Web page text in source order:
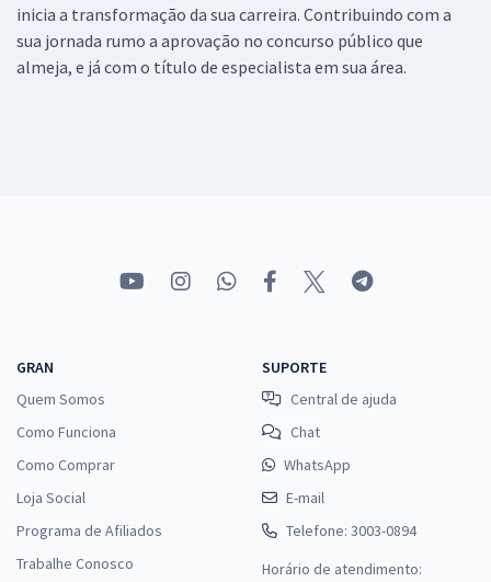
inicia a transformação da sua carreira. Contribuindo com a
sua jornada rumo a aprovação no concurso público que
almeja, e já com o título de especialista em sua área.
GRAN
Quem Somos
Como Funciona
Como Comprar
Loja Social
Programa de Afiliados
Trabalhe Conosco
SUPORTE
Central de ajuda
Chat
WhatsApp
E-mail
Telefone: 3003-0894
Horário de atendimento: